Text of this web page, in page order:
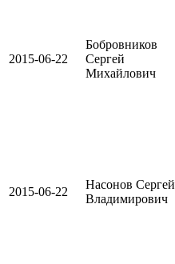
2015-06-22
Бобровников
Сергей
Михайлович
2015-06-22
Насонов Сергей
Владимирович